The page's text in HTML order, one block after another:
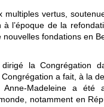
multiples vertus,
l’époque de la
fondations en
la Congrégation
a fait, à la
Anne-Madeleine a été
notamment en